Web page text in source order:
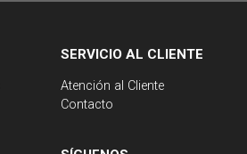
SERVICIO AL CLIENTE
Atención al Cliente
Contacto